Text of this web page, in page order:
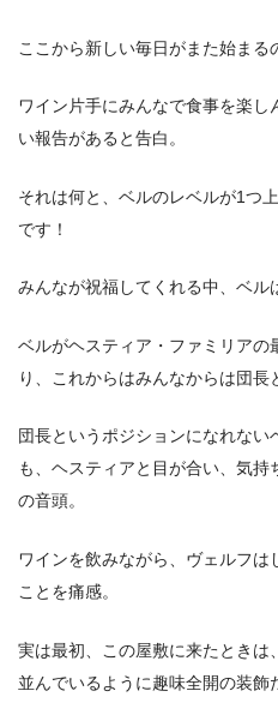
ここから新しい毎日がまた始まる
ワイン片手にみんなで食事を楽し
い報告があると告白。
それは何と、ベルのレベルが1つ
です！
みんなが祝福してくれる中、ベル
ベルがヘスティア・ファミリアの
り、これからはみんなからは団長
団長というポジションになれない
も、ヘスティアと目が合い、気
の音頭。
ワインを飲みながら、ヴェルフは
ことを痛感。
実は最初、この屋敷に来たとき
並んでいるように趣味全開の装飾